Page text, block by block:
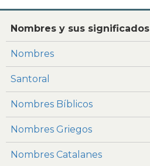
Nombres y sus significados
Nombres
Santoral
Nombres Bíblicos
Nombres Griegos
Nombres Catalanes